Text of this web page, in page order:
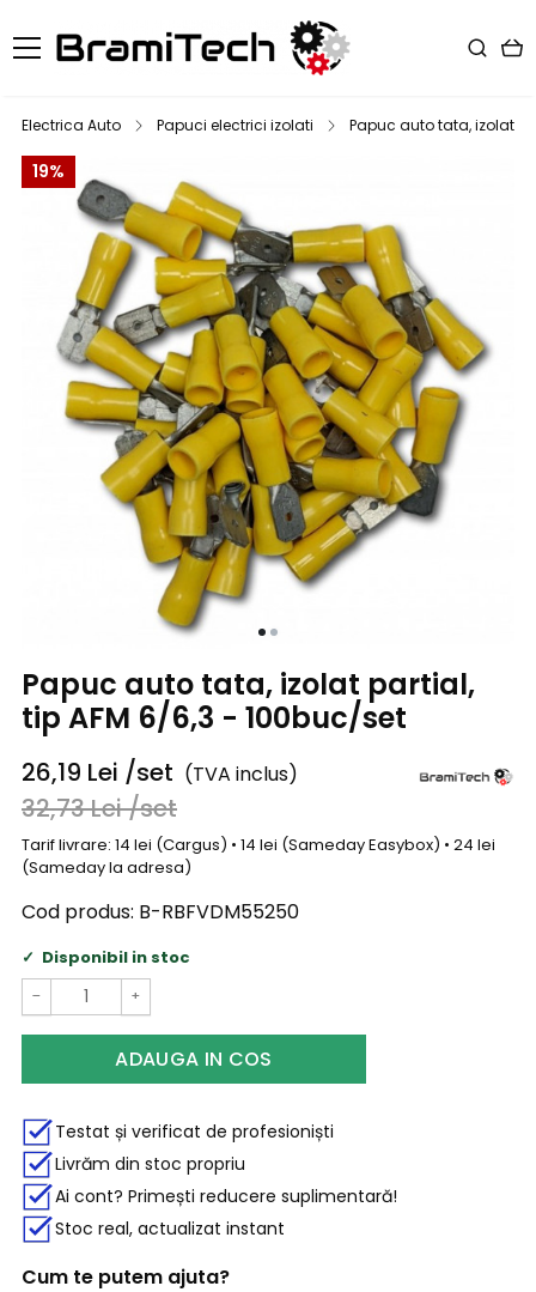
Electrica Auto Papuci electrici izolati Papuc auto tata, izolat
19%
Papuc auto tata, izolat partial,
tip AFM 6/6,3 - 100buc/set
26,19 Lei /set (TVA inclus)
32,73Lei/set
Tarif livrare: 14 lei (Cargus) • 14 lei (Sameday Easybox) • 24 lei
(Sameday la adresa)
Cod produs: B-RBFVDM55250
Disponibil in stoc
− +
ADAUGA IN COS
Testat și verificat de profesioniști
Livrăm din stoc propriu
Ai cont? Primești reducere suplimentară!
Stoc real, actualizat instant
Cum te putem ajuta?